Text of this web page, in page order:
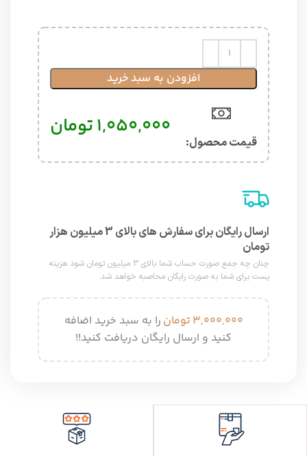
افزودن به سبد خرید
قیمت محصول:​
۱,۰۵۰,۰۰۰تومان
ارسال رایگان برای سفارش های بالای 3 میلیون هزار
تومان
چنان چه جمع صورت حساب شما بالای 3 میلیون تومان شود هزینه
پست برای شما به صورت رایگان محاصبه خواهد شد.
۳,۰۰۰,۰۰۰ تومان را به سبد خرید اضافه
کنید و ارسال رایگان دریافت کنید!!